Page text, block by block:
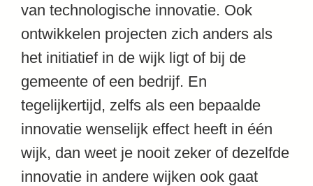
van technologische innovatie. Ook
ontwikkelen projecten zich anders als
het initiatief in de wijk ligt of bij de
gemeente of een bedrijf. En
tegelijkertijd, zelfs als een bepaalde
innovatie wenselijk effect heeft in één
wijk, dan weet je nooit zeker of dezelfde
innovatie in andere wijken ook gaat